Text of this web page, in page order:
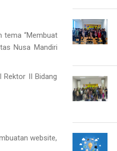
tema “Membuat
Nusa Mandiri
Rektor II Bidang
website,